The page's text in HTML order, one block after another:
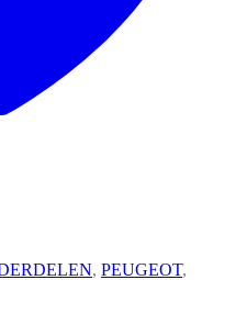
, PEUGEOT,